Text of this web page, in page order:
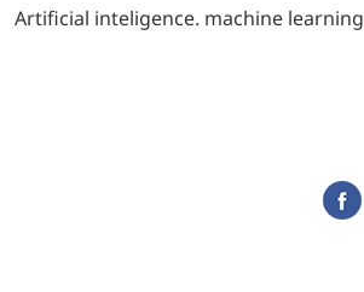
Artificial inteligence. machine learning